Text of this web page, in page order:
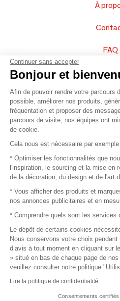
À
FAQ
Vendez vos
Plan du
© 2016 –
Mentions
Conditions
Piano
Continuer sans accepter
Bonjour et
Afin de pouvoir rendre votre parcours
possible, améliorer nos produits,
fréquentation et proposer des
parcours de visite, nos équipes ont
de cookie.
Cela nous est nécessaire par
* Optimiser les fonctionnalités que
l'inspiration, le sourcing et la mise en
de la décoration, du design et de l'art
* Vous afficher des produits et
nos annonces publicitaires et en
* Comprendre quels sont les services
Le dépôt de certains cookies
Nous conservons votre choix
d’avis à tout moment en cliquant sur
» situé en bas de chaque page de
veuillez consulter notre politique
Lire la politique de confidentialité
Consentements certifiés